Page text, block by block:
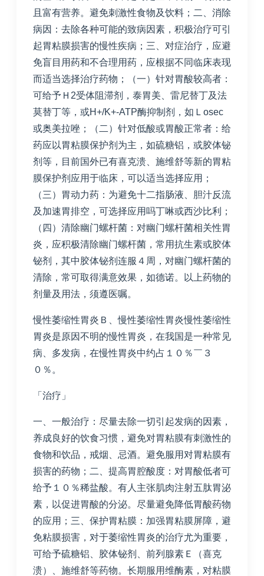
且富有营养。避免刺激性食物及饮料；二、消除
病因：去除各种可能的致病因素，积极治疗可引
起胃粘膜损害的慢性疾病；三、对症治疗，应避
免盲目用药和不合理用药，应根据不同临床表现
而适当选择治疗药物；（一）针对胃酸较高者：
可给予Ｈ2受体阻滞剂，泰胃美、雷尼替丁及法
莫替丁等，或H+/K+-ATP酶抑制剂，如Ｌosec
或奥美拉唑；（二）针对低酸或胃酸正常者：给
药应以胃粘膜保护剂为主，如硫糖铝，或胶体铋
剂等，目前国外已有喜克溃、施维舒等新的胃粘
膜保护剂应用于临床，可以适当选择应用；
（三）胃动力药：为避免十二指肠液、胆汁反流
及加速胃排空，可选择应用吗丁啉或西沙比利；
（四）清除幽门螺杆菌：对幽门螺杆菌相关性胃
炎，应积极清除幽门螺杆菌，常用抗生素或胶体
铋剂，其中胶体铋剂连服４周，对幽门螺杆菌的
清除，常可取得满意效果，如德诺。以上药物的
剂量及用法，须遵医嘱。
慢性萎缩性胃炎Ｂ、慢性萎缩性胃炎慢性萎缩性
胃炎是原因不明的慢性胃炎，在我国是一种常见
病、多发病，在慢性胃炎中约占１０％￣３
０％。
「治疗」
一、一般治疗：尽量去除一切引起发病的因素，
养成良好的饮食习惯，避免对胃粘膜有刺激性的
食物和饮品，戒烟、忌酒。避免服用对胃粘膜有
损害的药物；二、提高胃腔酸度：对胃酸低者可
给予１０％稀盐酸。有人主张肌肉注射五肽胃泌
素，以促进胃酸的分泌。尽量避免降低胃酸药物
的应用；三、保护胃粘膜：加强胃粘膜屏障，避
免粘膜损害，对于萎缩性胃炎的治疗尤为重要，
可给予硫糖铝、胶体铋剂、前列腺素Ｅ（喜克
溃）、施维舒等药物。长期服用维酶素，对粘膜